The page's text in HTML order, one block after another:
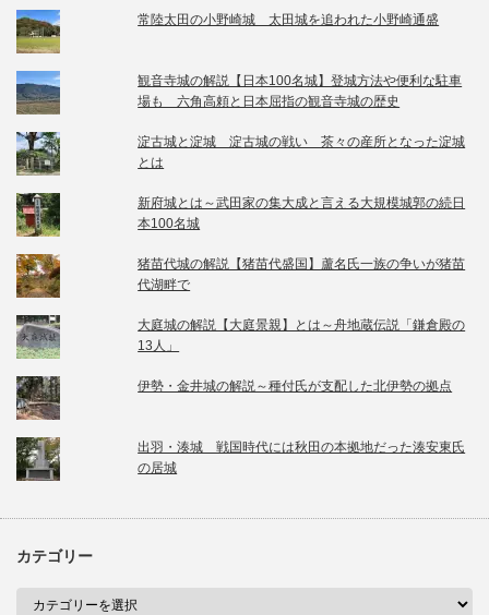
常陸太田の小野崎城 太田城を追われた小野崎通盛
観音寺城の解説【日本100名城】登城方法や便利な駐車
場も 六角高頼と日本屈指の観音寺城の歴史
淀古城と淀城 淀古城の戦い 茶々の産所となった淀城
とは
新府城とは～武田家の集大成と言える大規模城郭の続日
本100名城
猪苗代城の解説【猪苗代盛国】蘆名氏一族の争いが猪苗
代湖畔で
大庭城の解説【大庭景親】とは～舟地蔵伝説「鎌倉殿の
13人」
伊勢・金井城の解説～種付氏が支配した北伊勢の拠点
出羽・湊城 戦国時代には秋田の本拠地だった湊安東氏
の居城
カテゴリー